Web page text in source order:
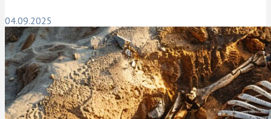
04.09.2025